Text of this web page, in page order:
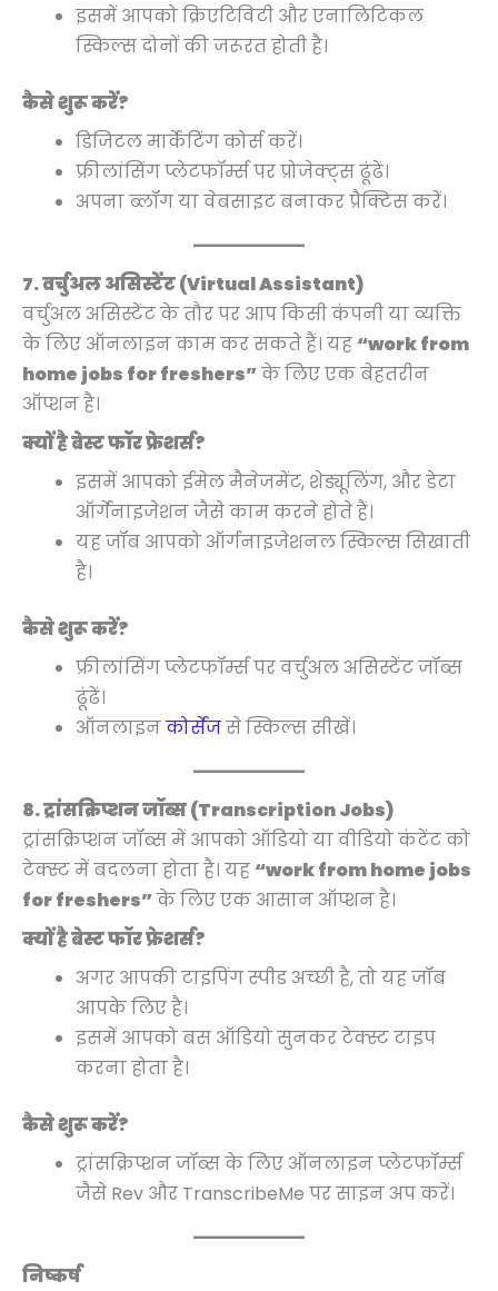
इसमें आपको क्रिएटिविटी और एनालिटिकल
स्किल्स दोनों की जरूरत होती है।
कैसे शुरू करें?
डिजिटल मार्केटिंग कोर्स करें।
फ्रीलांसिंग प्लेटफॉर्म्स पर प्रोजेक्ट्स ढूंढें।
अपना ब्लॉग या वेबसाइट बनाकर प्रैक्टिस करें।
7. वर्चुअल असिस्टेंट (Virtual Assistant)
वर्चुअल असिस्टेंट के तौर पर आप किसी कंपनी या व्यक्ति
के लिए ऑनलाइन काम कर सकते हैं। यह “work from
home jobs for freshers”के लिए एक बेहतरीन
ऑप्शन है।
क्यों है बेस्ट फॉर फ्रेशर्स?
इसमें आपको ईमेल मैनेजमेंट, शेड्यूलिंग, और डेटा
ऑर्गेनाइजेशन जैसे काम करने होते हैं।
यह जॉब आपको ऑर्गनाइजेशनल स्किल्स सिखाती
है।
कैसे शुरू करें?
फ्रीलांसिंग प्लेटफॉर्म्स पर वर्चुअल असिस्टेंट जॉब्स
ढूंढें।
ऑनलाइनकोर्सेजसे स्किल्स सीखें।
8. ट्रांसक्रिप्शन जॉब्स (Transcription Jobs)
ट्रांसक्रिप्शन जॉब्स में आपको ऑडियो या वीडियो कंटेंट को
टेक्स्ट में बदलना होता है। यह “work from home jobs
for freshers”के लिए एक आसान ऑप्शन है।
क्यों है बेस्ट फॉर फ्रेशर्स?
अगर आपकी टाइपिंग स्पीड अच्छी है, तो यह जॉब
आपके लिए है।
इसमें आपको बस ऑडियो सुनकर टेक्स्ट टाइप
करना होता है।
कैसे शुरू करें?
ट्रांसक्रिप्शन जॉब्स के लिए ऑनलाइन प्लेटफॉर्म्स
जैसे Rev और TranscribeMe पर साइन अप करें।
निष्कर्ष